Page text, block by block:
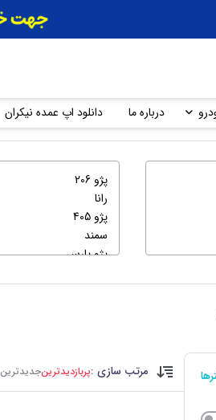
درباره ما دانلود اپ عمده نیکران
مرتب سازی :پربازدیدترینجدیدترین